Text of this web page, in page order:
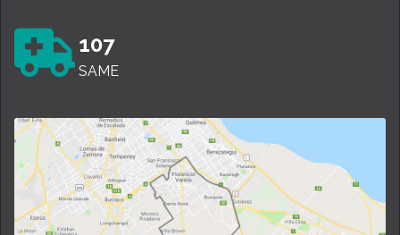
107
SAME